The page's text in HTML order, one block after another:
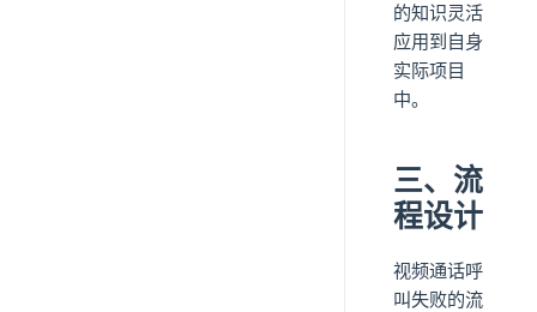
的知识灵活
应用到自身
实际项目
中。
三、流
程设计
视频通话呼
叫失败的流